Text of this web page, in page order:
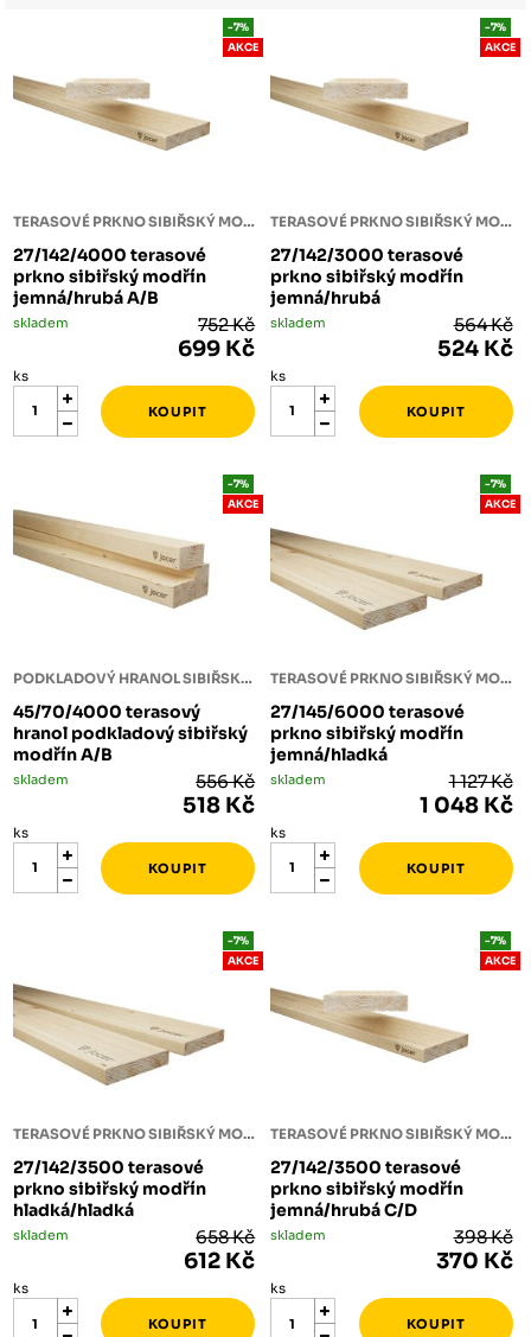
TERASOVÉ PRKNO SIBIŘSKÝ MODŘÍN
27/142/4000 terasové
prkno sibiřský modřín
jemná/hrubá A/B
-7%
AKCE
skladem 752 Kč
699 Kč
ks
TERASOVÉ PRKNO SIBIŘSKÝ MODŘÍN
27/142/3000 terasové
prkno sibiřský modřín
jemná/hrubá
-7%
AKCE
skladem 564 Kč
524 Kč
ks
PODKLADOVÝ HRANOL SIBIŘSKÝ MODŘÍN
45/70/4000 terasový
hranol podkladový sibiřský
modřín A/B
-7%
AKCE
skladem 556 Kč
518 Kč
ks
TERASOVÉ PRKNO SIBIŘSKÝ MODŘÍN
27/145/6000 terasové
prkno sibiřský modřín
jemná/hladká
-7%
AKCE
skladem 1 127 Kč
1 048 Kč
ks
TERASOVÉ PRKNO SIBIŘSKÝ MODŘÍN
27/142/3500 terasové
prkno sibiřský modřín
hladká/hladká
-7%
AKCE
skladem 658 Kč
612 Kč
ks
TERASOVÉ PRKNO SIBIŘSKÝ MODŘÍN
27/142/3500 terasové
prkno sibiřský modřín
jemná/hrubá C/D
-7%
AKCE
skladem 398 Kč
370 Kč
ks